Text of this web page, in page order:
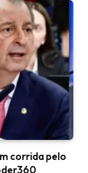
corrida pelo